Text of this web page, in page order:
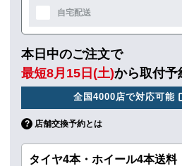
自宅配送
本日中のご注文で
最短8月15日(土)から取付予
全国4000店で対応可能
店舗交換予約とは
タイヤ4本・ホイール4本送料